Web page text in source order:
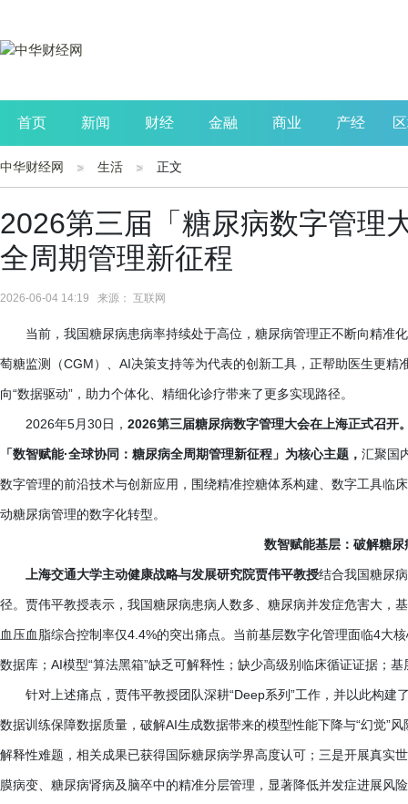
首页 新闻 财经 金融 商业 产经
公司 生活 读书
中华财经网 生活 正文
2026第三届「糖尿病数字管理
全周期管理新征程
2026-06-04 14:19 来源： 互联网
当前，我国糖尿病患病率持续处于高位，糖尿病管理正不断向精准
萄糖监测（CGM）、AI决策支持等为代表的创新工具，正帮助医生更精
向“数据驱动”，助力个体化、精细化诊疗带来了更多实现路径。
2026年5月30日， 2026第三届糖尿病数字管理大会在上海正式召开
「数智赋能·全球协同：糖尿病全周期管理新征程」为核心主题， 汇聚国
数字管理的前沿技术与创新应用，围绕精准控糖体系构建、数字工具临
动糖尿病管理的数字化转型。
数智赋能基层：破解糖尿
上海交通大学主动健康战略与发展研究院贾伟平教授结合我国糖尿
径。贾伟平教授表示，我国糖尿病患病人数多、糖尿病并发症危害大，
血压血脂综合控制率仅4.4%的突出痛点。当前基层数字化管理面临4大
数据库；AI模型“算法黑箱”缺乏可解释性；缺少高级别临床循证证据；
针对上述痛点，贾伟平教授团队深耕“Deep系列”工作，并以此构建
数据训练保障数据质量，破解AI生成数据带来的模型性能下降与“幻觉”
解释性难题，相关成果已获得国际糖尿病学界高度认可；三是开展真实
膜病变、糖尿病肾病及脑卒中的精准分层管理，显著降低并发症进展风